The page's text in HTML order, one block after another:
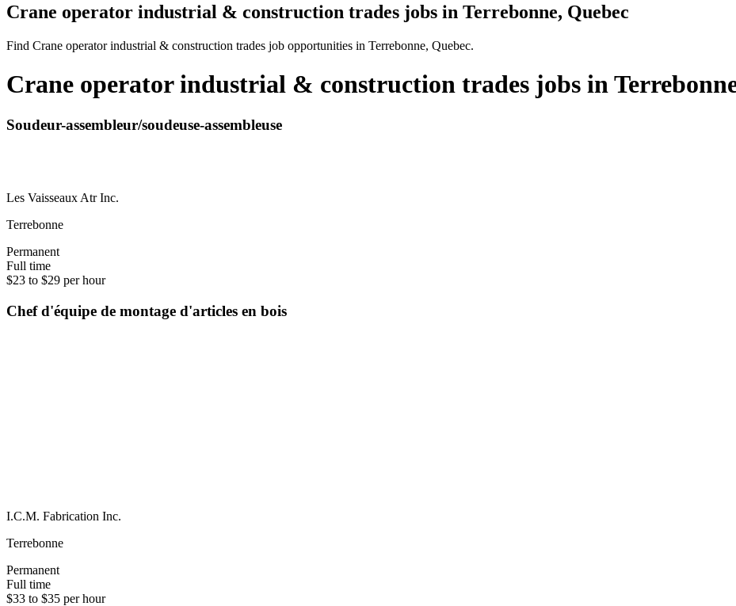
Crane operator industrial & construction trades jobs in Terrebonne, Quebec
Find Crane operator industrial & construction trades job opportunities in Terrebonne, Quebec.
Crane operator industrial & construction trades jobs in
Soudeur-assembleur/soudeuse-assembleuse
Les Vaisseaux Atr Inc.
Terrebonne
Permanent
Full time
$23 to $29 per hour
Chef d'équipe de montage d'articles en bois
I.C.M. Fabrication Inc.
Terrebonne
Permanent
Full time
$33 to $35 per hour